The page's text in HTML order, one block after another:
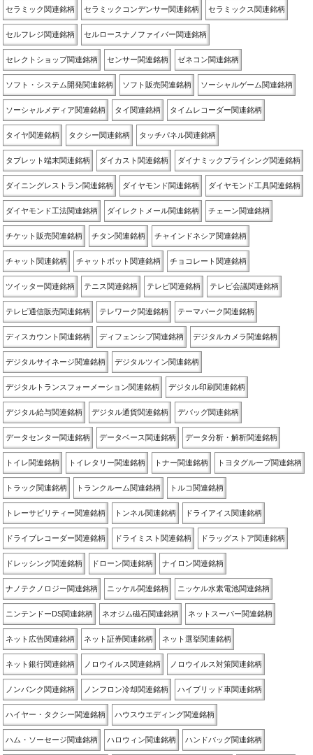
セラミック関連銘柄 セラミックコンデンサー関連銘柄 セラミックス関連銘柄
セルフレジ関連銘柄 セルロースナノファイバー関連銘柄
セレクトショップ関連銘柄 センサー関連銘柄 ゼネコン関連銘柄
ソフト・システム開発関連銘柄 ソフト販売関連銘柄 ソーシャルゲーム関連銘柄
ソーシャルメディア関連銘柄 タイ関連銘柄 タイムレコーダー関連銘柄
タイヤ関連銘柄 タクシー関連銘柄 タッチパネル関連銘柄
タブレット端末関連銘柄 ダイカスト関連銘柄 ダイナミックプライシング関連銘柄
ダイニングレストラン関連銘柄 ダイヤモンド関連銘柄 ダイヤモンド工具関連銘柄
ダイヤモンド工法関連銘柄 ダイレクトメール関連銘柄 チェーン関連銘柄
チケット販売関連銘柄 チタン関連銘柄 チャインドネシア関連銘柄
チャット関連銘柄 チャットボット関連銘柄 チョコレート関連銘柄
ツイッター関連銘柄 テニス関連銘柄 テレビ関連銘柄 テレビ会議関連銘柄
テレビ通信販売関連銘柄 テレワーク関連銘柄 テーマパーク関連銘柄
ディスカウント関連銘柄 ディフェンシブ関連銘柄 デジタルカメラ関連銘柄
デジタルサイネージ関連銘柄 デジタルツイン関連銘柄
デジタルトランスフォーメーション関連銘柄 デジタル印刷関連銘柄
デジタル給与関連銘柄 デジタル通貨関連銘柄 デバッグ関連銘柄
データセンター関連銘柄 データベース関連銘柄 データ分析・解析関連銘柄
トイレ関連銘柄 トイレタリー関連銘柄 トナー関連銘柄 トヨタグループ関連銘柄
トラック関連銘柄 トランクルーム関連銘柄 トルコ関連銘柄
トレーサビリティー関連銘柄 トンネル関連銘柄 ドライアイス関連銘柄
ドライブレコーダー関連銘柄 ドライミスト関連銘柄 ドラッグストア関連銘柄
ドレッシング関連銘柄 ドローン関連銘柄 ナイロン関連銘柄
ナノテクノロジー関連銘柄 ニッケル関連銘柄 ニッケル水素電池関連銘柄
ニンテンドーDS関連銘柄 ネオジム磁石関連銘柄 ネットスーパー関連銘柄
ネット広告関連銘柄 ネット証券関連銘柄 ネット選挙関連銘柄
ネット銀行関連銘柄 ノロウイルス関連銘柄 ノロウイルス対策関連銘柄
ノンバンク関連銘柄 ノンフロン冷却関連銘柄 ハイブリッド車関連銘柄
ハイヤー・タクシー関連銘柄 ハウスウエディング関連銘柄
ハム・ソーセージ関連銘柄 ハロウィン関連銘柄 ハンドバッグ関連銘柄